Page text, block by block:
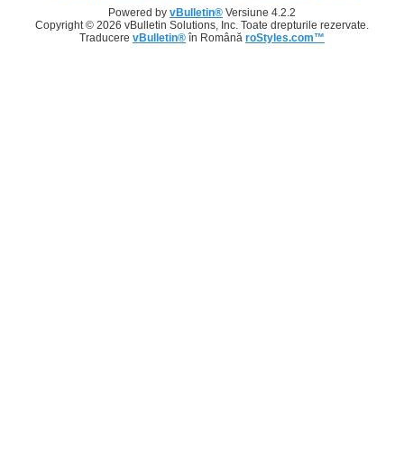
Powered by vBulletin® Versiune 4.2.2
Copyright © 2026 vBulletin Solutions, Inc. Toate drepturile rezervate.
Traducere vBulletin® în Română roStyles.com™